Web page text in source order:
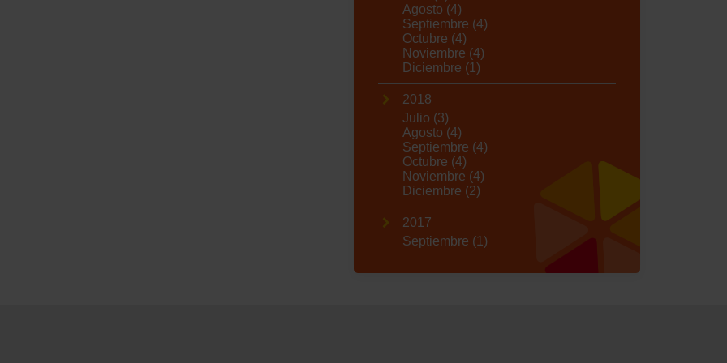
Agosto (4)
Septiembre (4)
Octubre (4)
Noviembre (4)
Diciembre (1)
2018
Julio (3)
Agosto (4)
Septiembre (4)
Octubre (4)
Noviembre (4)
Diciembre (2)
2017
Septiembre (1)